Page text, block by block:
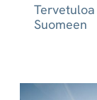
Suomeen